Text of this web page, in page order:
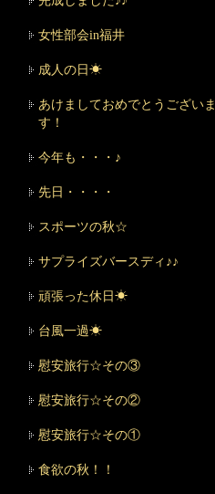
女性部会in福井
成人の日☀
あけましておめでとうございま
す！
今年も・・・♪
先日・・・・
スポーツの秋☆
サプライズバースディ♪♪
頑張った休日☀
台風一過☀
慰安旅行☆その③
慰安旅行☆その②
慰安旅行☆その①
食欲の秋！！